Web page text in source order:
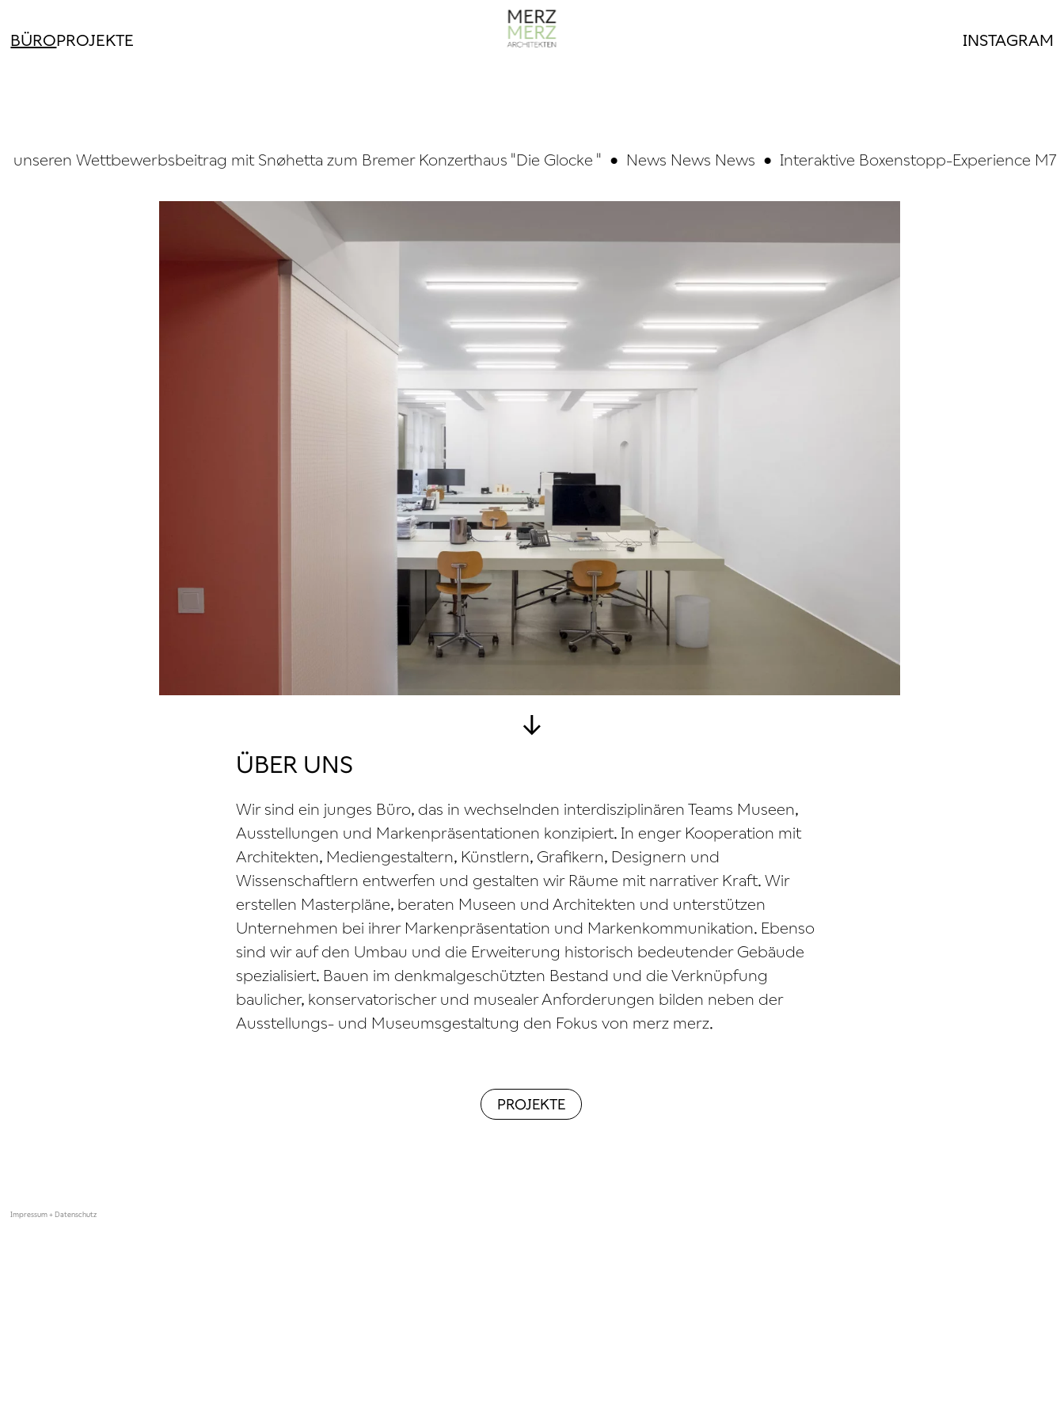
BÜROPROJEKTE INSTAGRAM
Impressum + Datenschutz
Wettbewerbsbeitrag mit Snøhetta zum Bremer Konzerthaus "Die Glocke " • News News News • Interaktive Boxenstopp-Experience M7
↓
ÜBER UNS
Wir sind ein junges Büro, das in wechselnden interdisziplinären Teams Museen,
Ausstellungen und Markenpräsentationen konzipiert. In enger Kooperation mit
Architekten, Mediengestaltern, Künstlern, Grafikern, Designern und
Wissenschaftlern entwerfen und gestalten wir Räume mit narrativer Kraft. Wir
erstellen Masterpläne, beraten Museen und Architekten und unterstützen
Unternehmen bei ihrer Markenpräsentation und Markenkommunikation. Ebenso
sind wir auf den Umbau und die Erweiterung historisch bedeutender Gebäude
spezialisiert. Bauen im denkmalgeschützten Bestand und die Verknüpfung
baulicher, konservatorischer und musealer Anforderungen bilden neben der
Ausstellungs- und Museumsgestaltung den Fokus von merz merz.
PROJEKTE